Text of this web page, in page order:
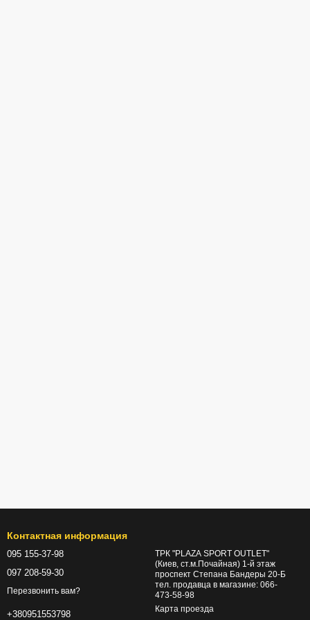
Контактная информация
095 155-37-98
097 208-59-30
Перезвонить вам?
+380951553798
ТРК "PLAZA SPORT OUTLET"
(Киев, ст.м.Почайная) 1-й этаж
проспект Степана Бандеры 20-Б
тел. продавца в магазине: 066-
473-58-98
Карта проезда